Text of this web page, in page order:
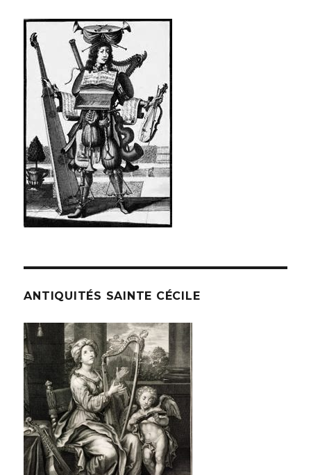
ANTIQUITÉS SAINTE CÉCILE